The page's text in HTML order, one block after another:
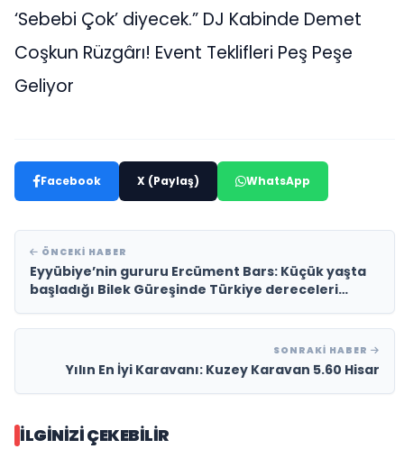
‘Sebebi Çok’ diyecek.” DJ Kabinde Demet
Coşkun Rüzgârı! Event Teklifleri Peş Peşe
Geliyor
Facebook X (Paylaş) WhatsApp
ÖNCEKI HABER
Eyyübiye’nin gururu Ercüment Bars: Küçük yaşta
başladığı Bilek Güreşinde Türkiye dereceleri
SONRAKI HABER
Yılın En İyi Karavanı: Kuzey Karavan 5.60 Hisar
İLGINIZI ÇEKEBILIR